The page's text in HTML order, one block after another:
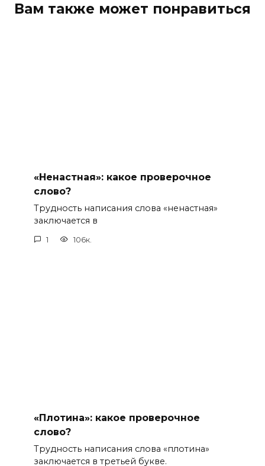
Вам также может понравиться
«Ненастная»: какое проверочное
слово?
Трудность написания слова «ненастная»
заключается в
1 106к.
«Плотина»: какое проверочное
слово?
Трудность написания слова «плотина»
заключается в третьей букве.